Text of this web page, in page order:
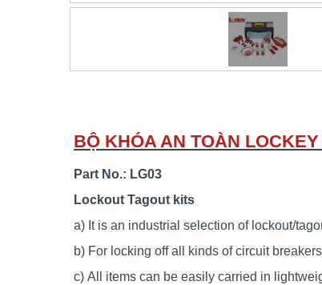
BỘ KHÓA AN TOÀN
Part No.: LG03
Lockout Tagout kits
a) It is an industrial selection of lockout/
b) For locking off all kinds of circuit
c) All items can be easily carried in